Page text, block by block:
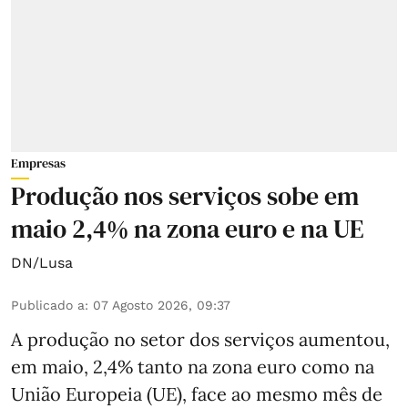
Empresas
Produção nos serviços sobe em
maio 2,4% na zona euro e na UE
DN/Lusa
Publicado a: 07 Agosto 2026, 09:37
A produção no setor dos serviços aumentou,
em maio, 2,4% tanto na zona euro como na
União Europeia (UE), face ao mesmo mês de